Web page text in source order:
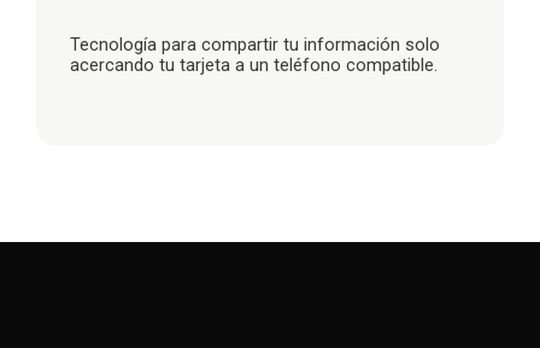
Tecnología para compartir tu información solo
acercando tu tarjeta a un teléfono compatible.